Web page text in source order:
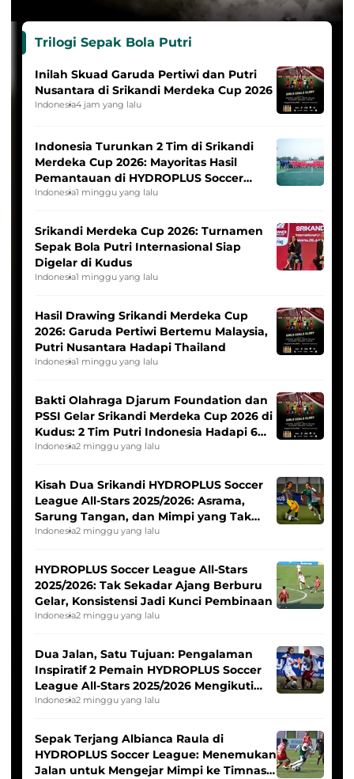
Trilogi Sepak Bola Putri
Inilah Skuad Garuda Pertiwi dan Putri
Nusantara di Srikandi Merdeka Cup 2026
Indonesia4 jam yang lalu
Indonesia Turunkan 2 Tim di Srikandi
Merdeka Cup 2026: Mayoritas Hasil
Pemantauan di HYDROPLUS Soccer
League
Indonesia1 minggu yang lalu
Srikandi Merdeka Cup 2026: Turnamen
Sepak Bola Putri Internasional Siap
Digelar di Kudus
Indonesia1 minggu yang lalu
Hasil Drawing Srikandi Merdeka Cup
2026: Garuda Pertiwi Bertemu Malaysia,
Putri Nusantara Hadapi Thailand
Indonesia1 minggu yang lalu
Bakti Olahraga Djarum Foundation dan
PSSI Gelar Srikandi Merdeka Cup 2026 di
Kudus: 2 Tim Putri Indonesia Hadapi 6
Tim Asia
Indonesia2 minggu yang lalu
Kisah Dua Srikandi HYDROPLUS Soccer
League All-Stars 2025/2026: Asrama,
Sarung Tangan, dan Mimpi yang Tak
Pernah Padam
Indonesia2 minggu yang lalu
HYDROPLUS Soccer League All-Stars
2025/2026: Tak Sekadar Ajang Berburu
Gelar, Konsistensi Jadi Kunci Pembinaan
Indonesia2 minggu yang lalu
Dua Jalan, Satu Tujuan: Pengalaman
Inspiratif 2 Pemain HYDROPLUS Soccer
League All-Stars 2025/2026 Mengikuti
Seleksi Timnas Indonesia Putri
Indonesia2 minggu yang lalu
Sepak Terjang Albianca Raula di
HYDROPLUS Soccer League: Menemukan
Jalan untuk Mengejar Mimpi ke Timnas